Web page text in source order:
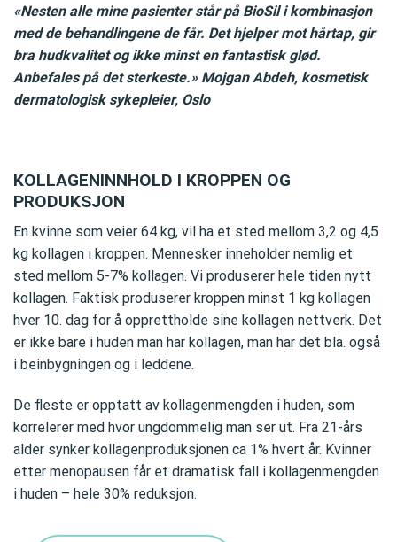
«Nesten alle mine pasienter står på BioSil i kombinasjon
med de behandlingene de får. Det hjelper mot hårtap, gir
bra hudkvalitet og ikke minst en fantastisk glød.
Anbefales på det sterkeste.» Mojgan Abdeh, kosmetisk
dermatologisk sykepleier, Oslo
KOLLAGENINNHOLD I KROPPEN OG
PRODUKSJON
En kvinne som veier 64 kg, vil ha et sted mellom 3,2 og 4,5
kg kollagen i kroppen. Mennesker inneholder nemlig et
sted mellom 5-7% kollagen. Vi produserer hele tiden nytt
kollagen. Faktisk produserer kroppen minst 1 kg kollagen
hver 10. dag for å opprettholde sine kollagen nettverk. Det
er ikke bare i huden man har kollagen, man har det bla. også
i beinbygningen og i leddene.
De fleste er opptatt av kollagenmengden i huden, som
korrelerer med hvor ungdommelig man ser ut. Fra 21-års
alder synker kollagenproduksjonen ca 1% hvert år. Kvinner
etter menopausen får et dramatisk fall i kollagenmengden
i huden – hele 30% reduksjon.